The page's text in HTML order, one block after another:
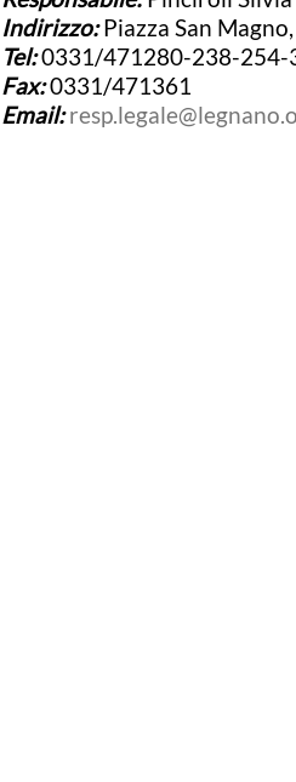
Indirizzo:Piazza San
Tel:0331/471280-238-254-
Fax:0331/471361
Email: